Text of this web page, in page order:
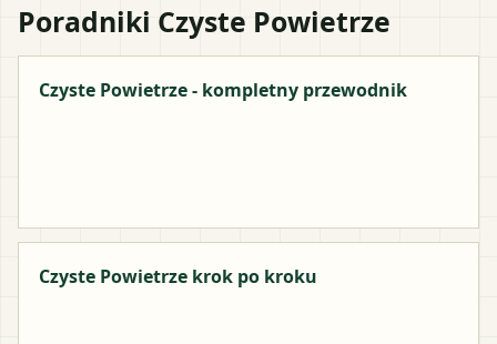
Poradniki Czyste Powietrze
Czyste Powietrze - kompletny przewodnik
Czyste Powietrze krok po kroku